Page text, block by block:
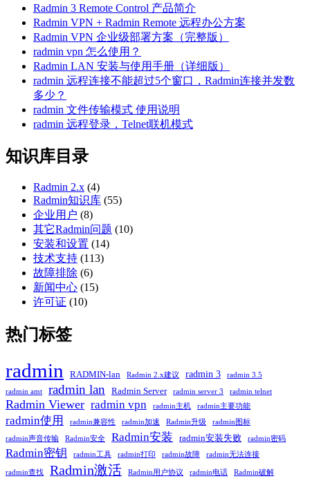
Radmin 3 Remote Control 产品简介
Radmin VPN + Radmin Remote 远程办公方案
Radmin VPN 企业级部署方案（完整版）
radmin vpn 怎么使用？
Radmin LAN 安装与使用手册（详细版）
radmin 远程连接不能超过5个窗口，Radmin连接并发数
多少？
radmin 文件传输模式 使用说明
radmin 远程登录，Telnet联机模式
知识库目录
Radmin 2.x (4)
Radmin知识库 (55)
企业用户 (8)
其它Radmin问题 (10)
安装和设置 (14)
技术支持 (113)
故障排除 (6)
新闻中心 (15)
许可证 (10)
热门标签
radmin RADMIN-lan Radmin 2.x建议 radmin 3 radmin 3.5
radmin amt radmin lan Radmin Server radmin server 3 radmin telnet
Radmin Viewer radmin vpn radmin主机 radmin主要功能
radmin使用 radmin兼容性 radmin加速 Radmin升级 radmin图标
radmin声音传输 Radmin安全 Radmin安装 radmin安装失败 radmin密码
Radmin密钥 radmin工具 radmin打印 radmin故障 radmin无法连接
radmin查找 Radmin激活 Radmin用户协议 radmin电话 Radmin破解